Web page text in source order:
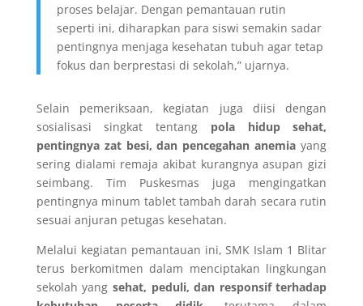
proses belajar. Dengan pemantauan rutin
seperti ini, diharapkan para siswi semakin sadar
pentingnya menjaga kesehatan tubuh agar tetap
fokus dan berprestasi di sekolah,” ujarnya.
Selain pemeriksaan, kegiatan juga diisi dengan
sosialisasi singkat tentang pola hidup sehat,
pentingnya zat besi, dan pencegahan anemia yang
sering dialami remaja akibat kurangnya asupan gizi
seimbang. Tim Puskesmas juga mengingatkan
pentingnya minum tablet tambah darah secara rutin
sesuai anjuran petugas kesehatan.
Melalui kegiatan pemantauan ini, SMK Islam 1 Blitar
terus berkomitmen dalam menciptakan lingkungan
sekolah yang sehat, peduli, dan responsif terhadap